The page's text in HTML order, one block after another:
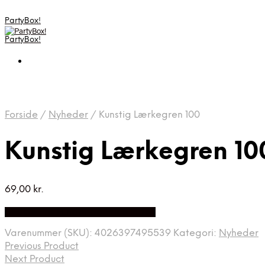
PartyBox!
PartyBox!
Forside / Nyheder / Kunstig Lærkegren 100
Kunstig Lærkegren
69,00 kr.
Varenummer (SKU): 4026397495539 Kategori: Nyheder
Previous Product
Next Product